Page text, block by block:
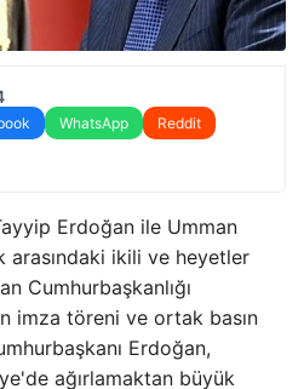
WhatsApp
Reddit
Erdoğan ile Umman
arasındaki ikili ve heyetler
Cumhurbaşkanlığı
imza töreni ve ortak basın
Erdoğan,
ağırlamaktan büyük